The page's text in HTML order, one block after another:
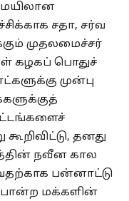
சதா, சர்வ
முதலமைச்சர்
கழகப் பொதுச்
முன்பு
தனது
நவீன கால
பன்னாட்டு
மக்களின்